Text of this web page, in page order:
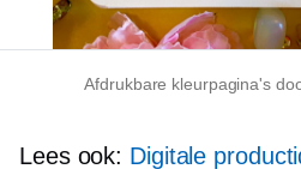
Afdrukbare kleurpagina's
Lees ook: Digitale